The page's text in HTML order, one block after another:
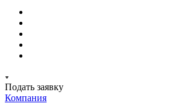
Подать заявку
Компания